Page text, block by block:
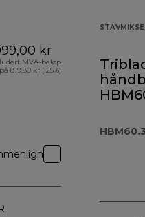
kr
MVA-beløp
på 819,80 kr ( 25%)